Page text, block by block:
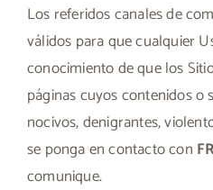
Los referidos canales de
válidos para que cualquier
conocimiento de que los
páginas cuyos contenidos o
nocivos, denigrantes,
se ponga en contacto con
comunique.